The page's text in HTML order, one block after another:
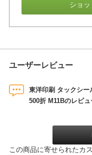
ショ
ユーザーレビュー
東洋印刷 タックシ
500折 M11Bのレビュ
この商品に寄せられたカ